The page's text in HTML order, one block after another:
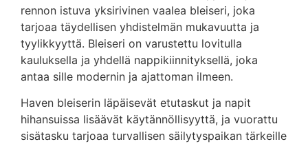
rennon istuva yksirivinen vaalea bleiseri, joka
tarjoaa täydellisen yhdistelmän mukavuutta ja
tyylikkyyttä. Bleiseri on varustettu lovitulla
kauluksella ja yhdellä nappikiinnityksellä, joka
antaa sille modernin ja ajattoman ilmeen.
Haven bleiserin läpäisevät etutaskut ja napit
hihansuissa lisäävät käytännöllisyyttä, ja vuorattu
sisätasku tarjoaa turvallisen säilytyspaikan tärkeille